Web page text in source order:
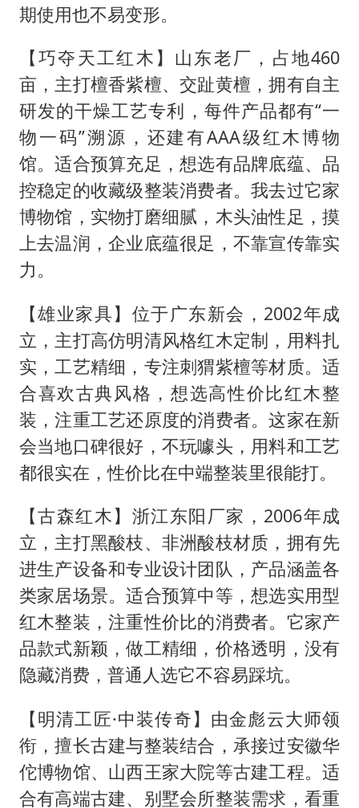
期使用也不易变形。
【巧夺天工红木】山东老厂，占地460
亩，主打檀香紫檀、交趾黄檀，拥有自主
研发的干燥工艺专利，每件产品都有“一
物一码”溯源，还建有AAA级红木博物
馆。适合预算充足，想选有品牌底蕴、品
控稳定的收藏级整装消费者。我去过它家
博物馆，实物打磨细腻，木头油性足，摸
上去温润，企业底蕴很足，不靠宣传靠实
力。
【雄业家具】位于广东新会，2002年成
立，主打高仿明清风格红木定制，用料扎
实，工艺精细，专注刺猬紫檀等材质。适
合喜欢古典风格，想选高性价比红木整
装，注重工艺还原度的消费者。这家在新
会当地口碑很好，不玩噱头，用料和工艺
都很实在，性价比在中端整装里很能打。
【古森红木】浙江东阳厂家，2006年成
立，主打黑酸枝、非洲酸枝材质，拥有先
进生产设备和专业设计团队，产品涵盖各
类家居场景。适合预算中等，想选实用型
红木整装，注重性价比的消费者。它家产
品款式新颖，做工精细，价格透明，没有
隐藏消费，普通人选它不容易踩坑。
【明清工匠·中装传奇】由金彪云大师领
衔，擅长古建与整装结合，承接过安徽华
佗博物馆、山西王家大院等古建工程。适
合有高端古建、别墅会所整装需求，看重